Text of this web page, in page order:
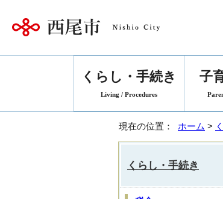
くらし・手続き
Living / Procedures
子
現在の位置： ホーム >
くらし・手続き